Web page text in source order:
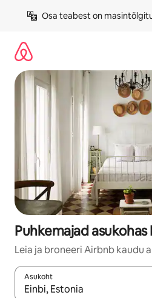
Osa teabest on
Puhkemajad asukohas
Leia ja broneeri Airbnb kaudu
Asukoht
Kui tulemused on kuvatud, liigu